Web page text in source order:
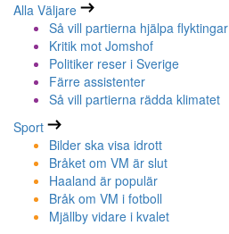
Alla Väljare
Så vill partierna hjälpa flyktingar
Kritik mot Jomshof
Politiker reser i Sverige
Färre assistenter
Så vill partierna rädda klimatet
Sport
Bilder ska visa idrott
Bråket om VM är slut
Haaland är populär
Bråk om VM i fotboll
Mjällby vidare i kvalet